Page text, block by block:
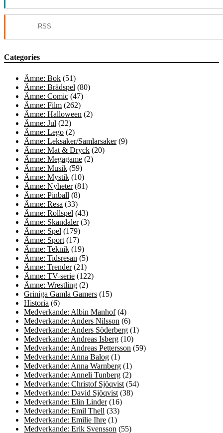
RSS
Categories
Ämne: Bok (51)
Ämne: Brädspel (80)
Ämne: Comic (47)
Ämne: Film (262)
Ämne: Halloween (2)
Ämne: Jul (22)
Ämne: Lego (2)
Ämne: Leksaker/Samlarsaker(9)
Ämne: Mat & Dryck (20)
Ämne: Megagame (2)
Ämne: Musik (59)
Ämne: Mystik (10)
Ämne: Nyheter(81)
Ämne: Pinball (8)
Ämne: Resa (33)
Ämne: Rollspel (43)
Ämne: Skandaler(3)
Ämne: Spel (179)
Ämne: Sport (17)
Ämne: Teknik (19)
Ämne: Tidsresan (5)
Ämne: Trender(21)
Ämne: TV-serie (122)
Ämne: Wrestling (2)
Griniga Gamla Gamers (15)
Historia (6)
Medverkande: Albin Manhof(4)
Medverkande: Anders Nilsson (6)
Medverkande: Anders Söderberg (1)
Medverkande: Andreas Isberg (10)
Medverkande: Andreas Pettersson (59)
Medverkande: Anna Balog (1)
Medverkande: Anna Warnberg (1)
Medverkande: Anneli Tunberg (2)
Medverkande: Christof Sjöqvist (54)
Medverkande: David Sjöqvist (38)
Medverkande: Elin Linder(16)
Medverkande: Emil Thell (33)
Medverkande: Emilie Ihre (1)
Medverkande: Erik Svensson (55)